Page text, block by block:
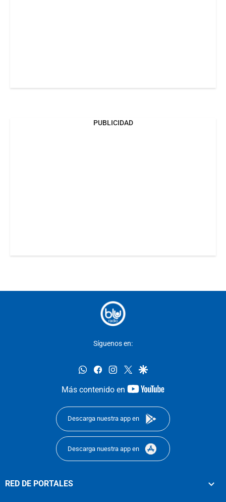
PUBLICIDAD
Síguenos en:
whatsappfacebookinstagram
twittergoogle
Más contenido en
youtube-
Descarga nuestra app en
Descarga nuestra app en
RED DE PORTALES